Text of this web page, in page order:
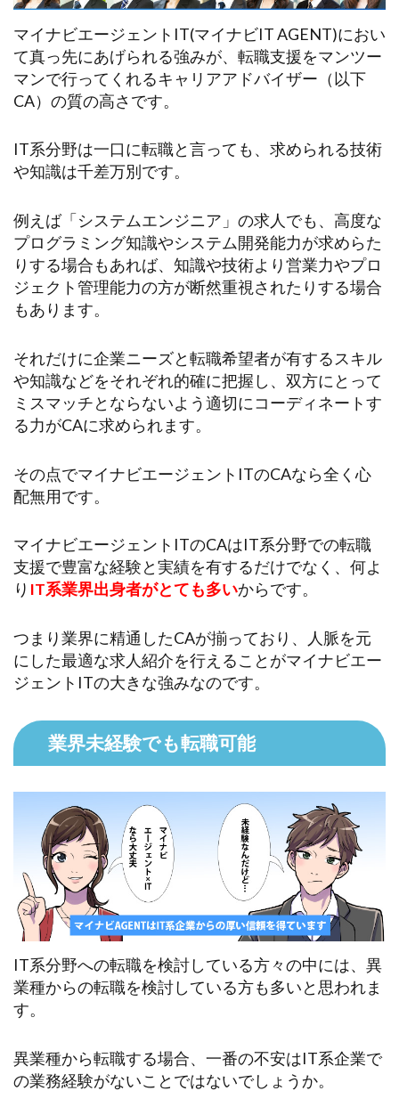
マイナビエージェントIT(マイナビIT AGENT)におい
て真っ先にあげられる強みが、転職支援をマンツー
マンで行ってくれるキャリアアドバイザー（以下
CA）の質の高さです。
IT系分野は一口に転職と言っても、求められる技術
や知識は千差万別です。
例えば「システムエンジニア」の求人でも、高度な
プログラミング知識やシステム開発能力が求めらた
りする場合もあれば、知識や技術より営業力やプロ
ジェクト管理能力の方が断然重視されたりする場合
もあります。
それだけに企業ニーズと転職希望者が有するスキル
や知識などをそれぞれ的確に把握し、双方にとって
ミスマッチとならないよう適切にコーディネートす
る力がCAに求められます。
その点でマイナビエージェントITのCAなら全く心
配無用です。
マイナビエージェントITのCAはIT系分野での転職
支援で豊富な経験と実績を有するだけでなく、何よ
り IT系業界出身者がとても多いからです。
つまり業界に精通したCAが揃っており、人脈を元
にした最適な求人紹介を行えることがマイナビエー
ジェントITの大きな強みなのです。
業界未経験でも転職可能
IT系分野への転職を検討している方々の中には、異
業種からの転職を検討している方も多いと思われま
す。
異業種から転職する場合、一番の不安はIT系企業で
の業務経験がないことではないでしょうか。